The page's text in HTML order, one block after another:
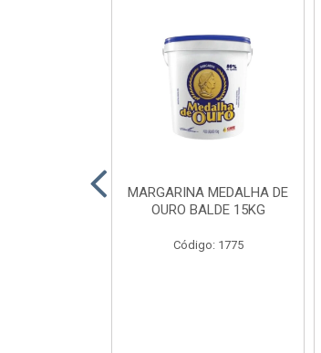
MARGARINA MEDALHA DE
OURO BALDE 15KG
Código: 1775